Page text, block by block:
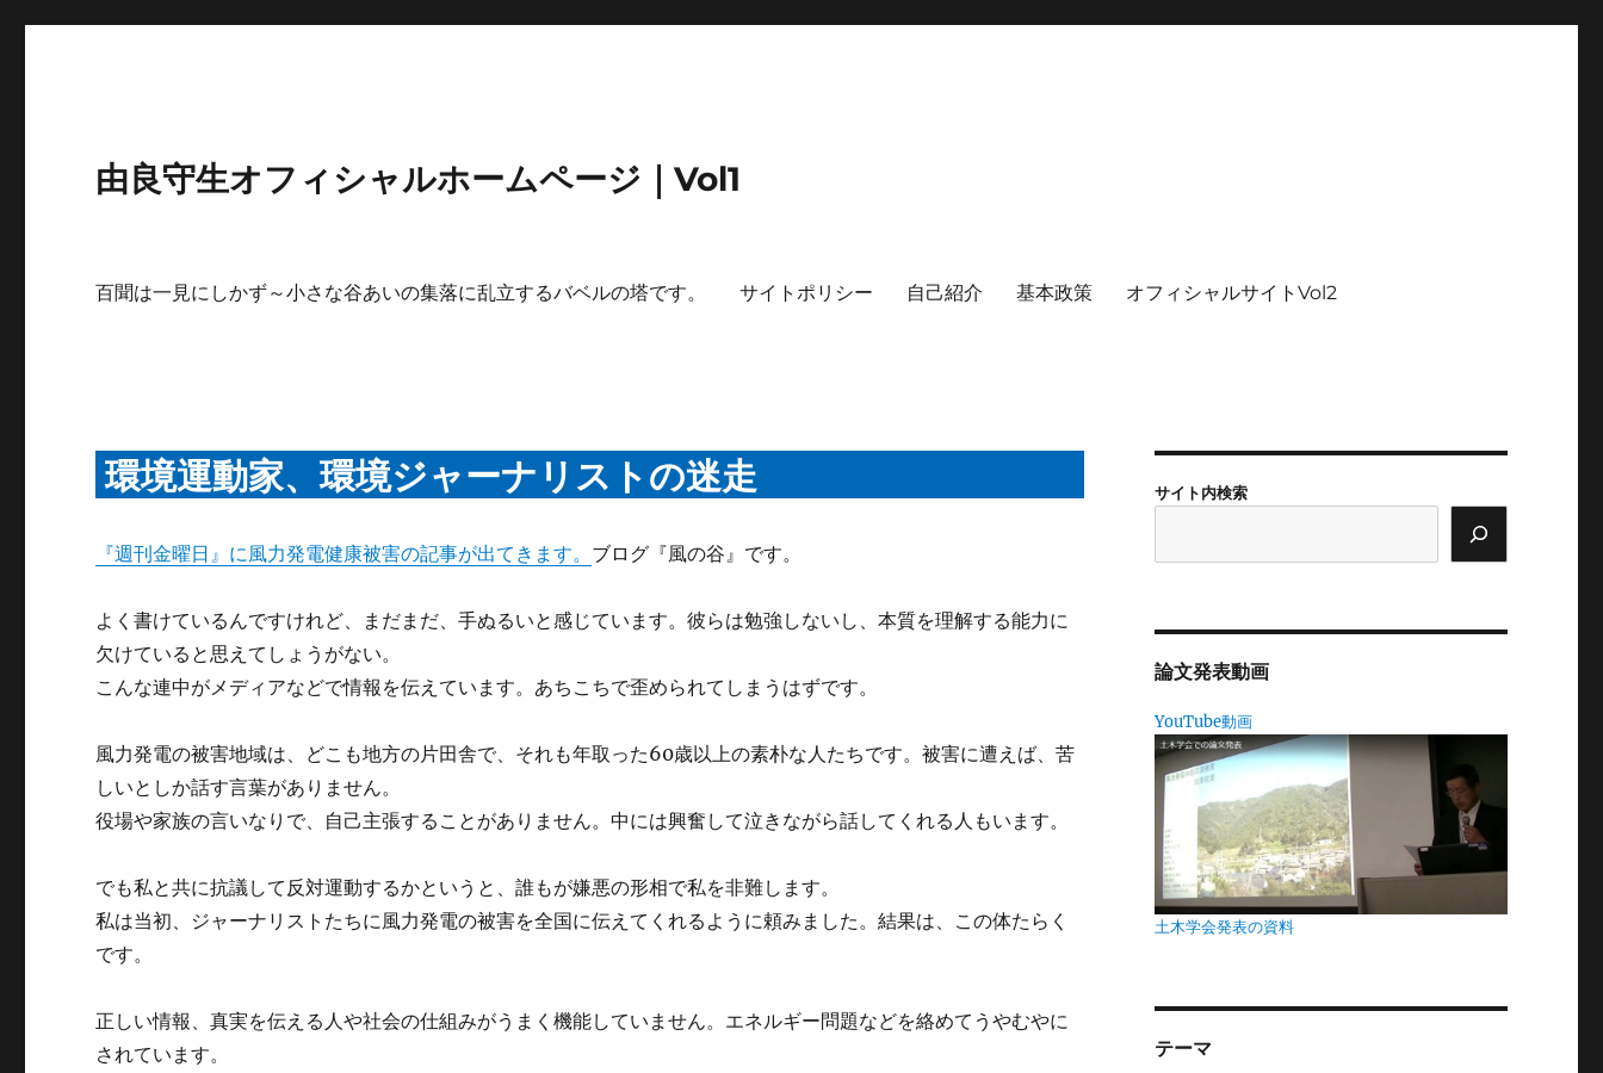
由良守生オフィシャルホームページ｜Vol1
百聞は一見にしかず～小さな谷あいの集落に乱立するバベルの塔です。 サイトポリシー 自己紹介 基本政策 オフィシャルサイトVol2
環境運動家、環境ジャーナリストの迷走
『週刊金曜日』に風力発電健康被害の記事が出てきます。 ブログ『風の谷』です。
よく書けているんですけれど、まだまだ、手ぬるいと感じています。彼らは勉強しないし、本質を理解する能力に
欠けていると思えてしょうがない。
こんな連中がメディアなどで情報を伝えています。あちこちで歪められてしまうはずです。
風力発電の被害地域は、どこも地方の片田舎で、それも年取った60歳以上の素朴な人たちです。被害に遭えば、苦
しいとしか話す言葉がありません。
役場や家族の言いなりで、自己主張することがありません。中には興奮して泣きながら話してくれる人もいます。
でも私と共に抗議して反対運動するかというと、誰もが嫌悪の形相で私を非難します。
私は当初、ジャーナリストたちに風力発電の被害を全国に伝えてくれるように頼みました。結果は、この体たらく
です。
正しい情報、真実を伝える人や社会の仕組みがうまく機能していません。エネルギー問題などを絡めてうやむやに
されています。
サイト内検索
論文発表動画
YouTube動画
土木学会発表の資料
テーマ